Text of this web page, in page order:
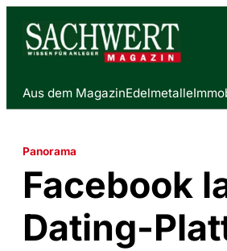
Aus dem MagazinEdelmetalle
Panorama
Facebook
Dating-